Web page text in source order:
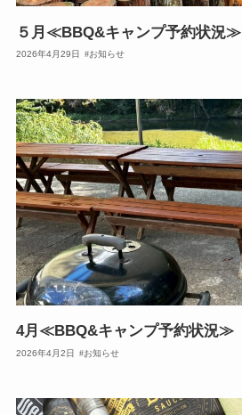
５月≪BBQ&キャンプ予約状況≫
2026年4月29日 お知らせ
4月≪BBQ&キャンプ予約状況≫
2026年4月2日 お知らせ